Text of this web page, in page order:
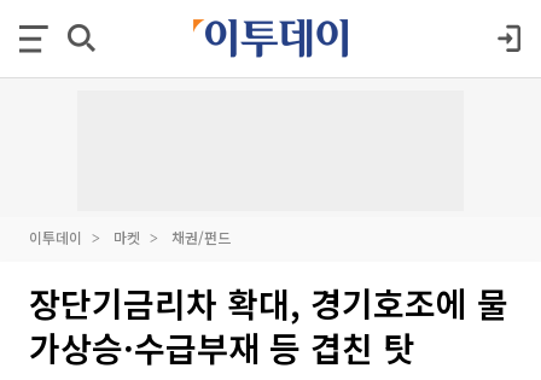
이투데이 마켓 채권/펀드
장단기금리차 확대, 경기호조에 물
가상승·수급부재 등 겹친 탓